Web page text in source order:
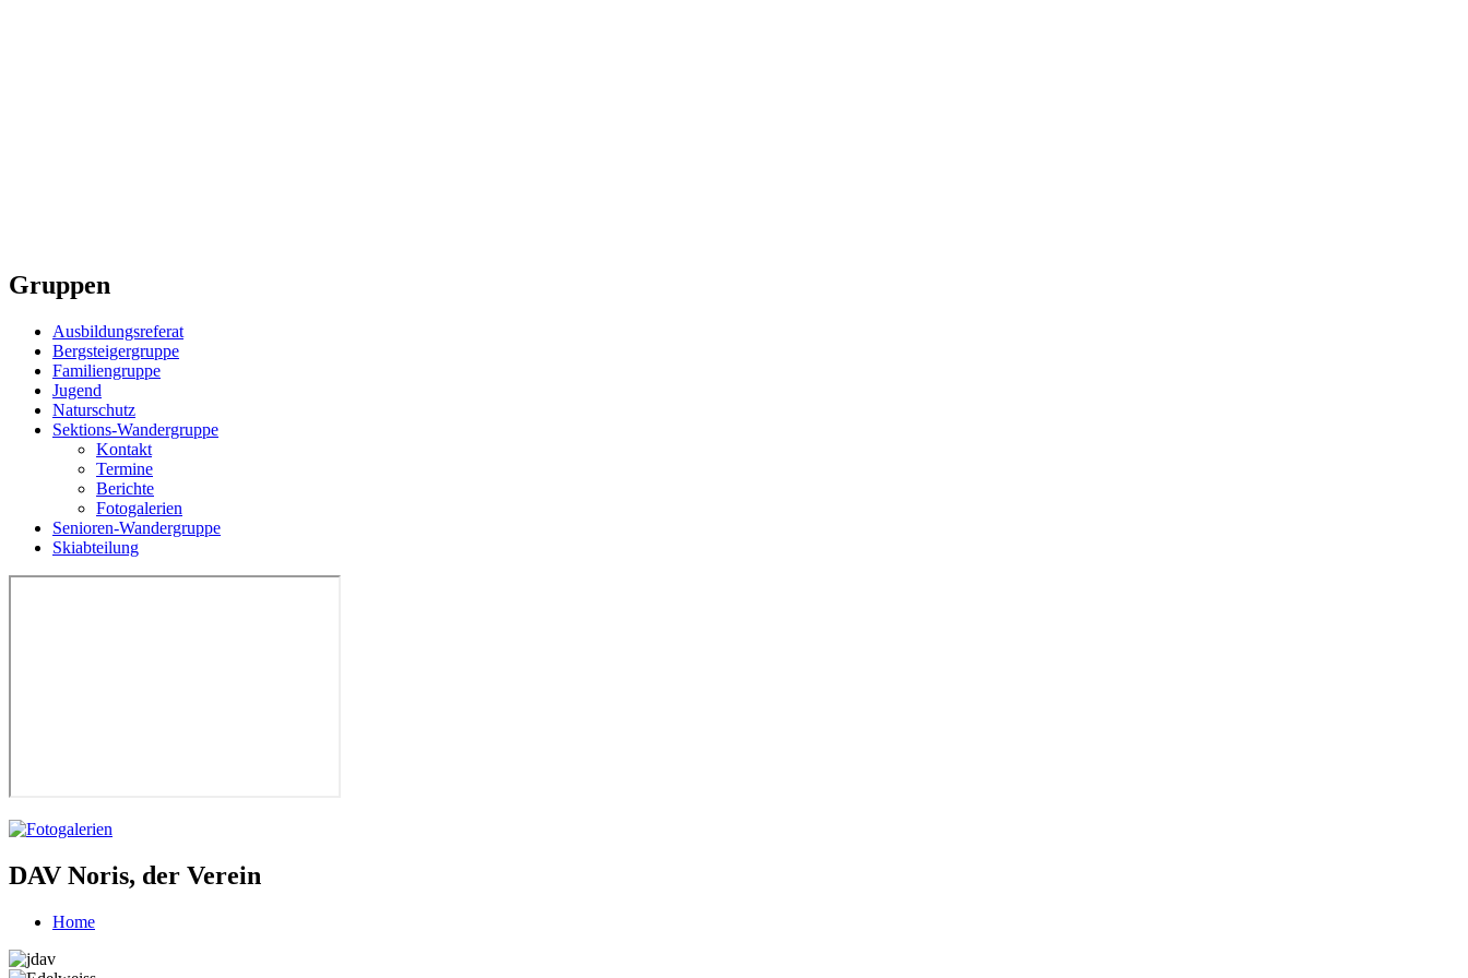
Gruppen
Ausbildungsreferat
Bergsteigergruppe
Familiengruppe
Jugend
Naturschutz
Sektions-Wandergruppe
Kontakt
Termine
Berichte
Fotogalerien
Senioren-Wandergruppe
Skiabteilung
DAV Noris, der Verein
Home